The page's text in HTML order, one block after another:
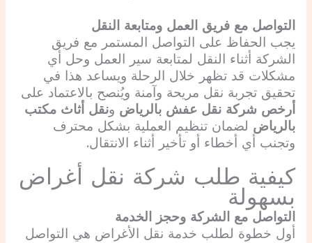
التواصل مع فريق العمل ومتابعة النقل
يجب الحفاظ على التواصل المستمر مع فريق
الشركة أثناء النقل لمتابعة سير العمل وحل أي
مشكلات قد تظهر خلال الرحلة ويساعد هذا في
تحقيق تجربة نقل مريحة وآمنة ويُنصح بالاعتماد على
أرخص شركة نقل عفش بالرياض ونقل أثاث مكتب
بالرياض لضمان تنظيم العملية بشكل محترف
وتجنب أي أخطاء أو تأخير أثناء الانتقال.
كيفية طلب شركة نقل أغراض
بسهولة
التواصل مع الشركة وحجز الخدمة
أول خطوة لطلب خدمة نقل الأغراض هي التواصل